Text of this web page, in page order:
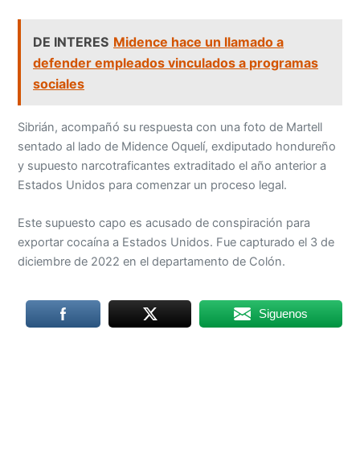
DE INTERES Midence hace un llamado a
defender empleados vinculados a programas
sociales
Sibrián, acompañó su respuesta con una foto de Martell
sentado al lado de Midence Oquelí, exdiputado hondureño
y supuesto narcotraficantes extraditado el año anterior a
Estados Unidos para comenzar un proceso legal.
Este supuesto capo es acusado de conspiración para
exportar cocaína a Estados Unidos. Fue capturado el 3 de
diciembre de 2022 en el departamento de Colón.
Siguenos